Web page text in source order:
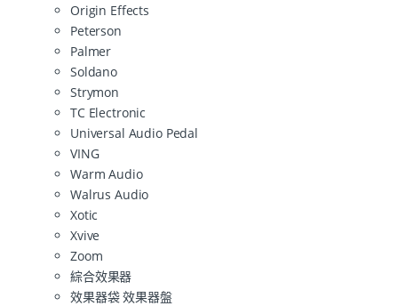
Origin Effects
Peterson
Palmer
Soldano
Strymon
TC Electronic
Universal Audio Pedal
VING
Warm Audio
Walrus Audio
Xotic
Xvive
Zoom
綜合效果器
效果器袋 效果器盤